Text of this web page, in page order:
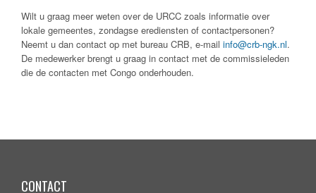
Wilt u graag meer weten over de URCC zoals informatie over
lokale gemeentes, zondagse erediensten of contactpersonen?
Neemt u dan contact op met bureau CRB, e-mail info@crb-ngk.nl.
De medewerker brengt u graag in contact met de commissieleden
die de contacten met Congo onderhouden.
CONTACT